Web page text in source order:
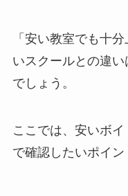
「安い教室でも十
いスクールとの違
でしょう。
ここでは、安いボ
で確認したいポイン